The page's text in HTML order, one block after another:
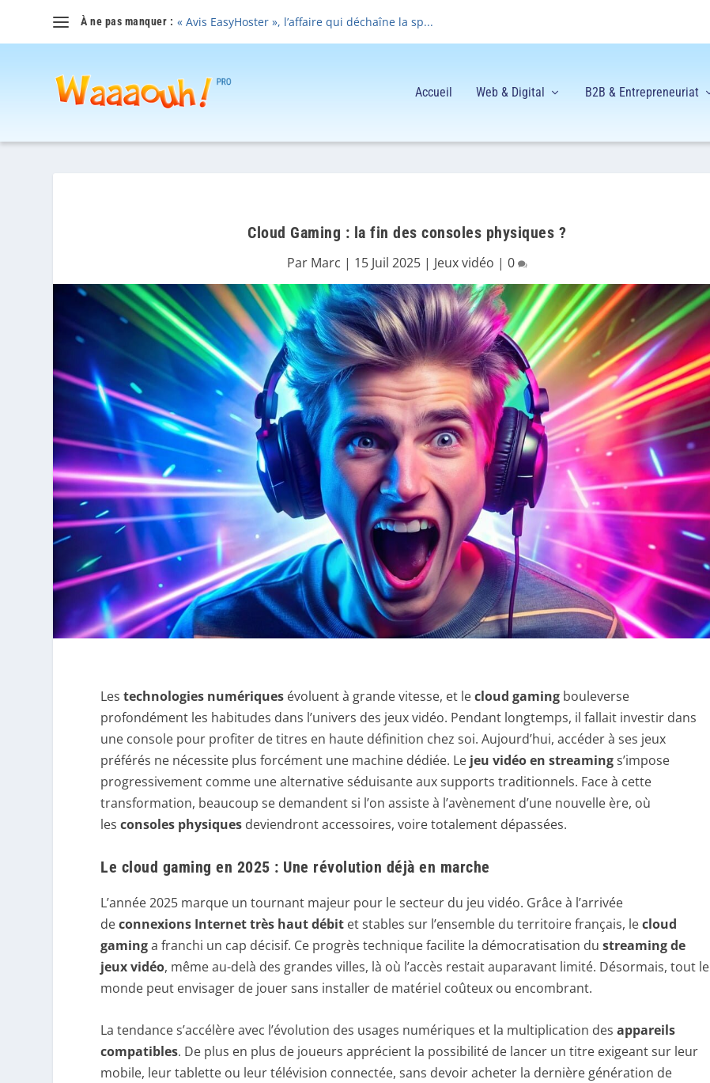
À ne pas manquer : « Avis EasyHoster », l’affaire qui déchaîne la sp...
Accueil Web & Digital B2B & Entrepreneuriat
Cloud Gaming : la fin des consoles physiques ?
Par Marc | 15 Juil 2025| Jeux vidéo | 0
Lestechnologies numériques évoluent à grande vitesse, et lecloud gaming bouleverse
profondément les habitudes dans l’univers des jeux vidéo. Pendant longtemps, il fallait investir dans
une console pour profiter de titres en haute définition chez soi. Aujourd’hui, accéder à ses jeux
préférés ne nécessite plus forcément une machine dédiée. Le jeu vidéo en streamings’impose
progressivement comme une alternative séduisante aux supports traditionnels. Face à cette
transformation, beaucoup se demandent si l’on assiste à l’avènement d’une nouvelle ère, où
lesconsoles physiques deviendront accessoires, voire totalement dépassées.
Le cloud gaming en 2025 : Une révolution déjà en marche
L’année 2025 marque un tournant majeur pour le secteur du jeu vidéo. Grâce à l’arrivée
deconnexions Internet très haut débit et stables sur l’ensemble du territoire français, lecloud
gaminga franchi un cap décisif. Ce progrès technique facilite la démocratisation dustreaming de
jeux vidéo, même au-delà des grandes villes, là où l’accès restait auparavant limité. Désormais, tout le
monde peut envisager de jouer sans installer de matériel coûteux ou encombrant.
La tendance s’accélère avec l’évolution des usages numériques et la multiplication desappareils
compatibles. De plus en plus de joueurs apprécient la possibilité de lancer un titre exigeant sur leur
mobile, leur tablette ou leur télévision connectée, sans devoir acheter la dernière génération de